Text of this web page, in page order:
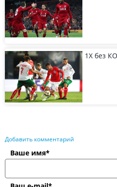
1Х без
Добавить комментарий
Ваше имя*